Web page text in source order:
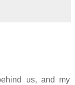
us, and my